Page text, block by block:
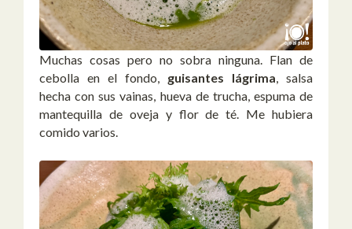
Muchas cosas pero no sobra ninguna. Flan de
cebolla en el fondo, guisantes lágrima, salsa
hecha con sus vainas, hueva de trucha, espuma de
mantequilla de oveja y flor de té. Me hubiera
comido varios.